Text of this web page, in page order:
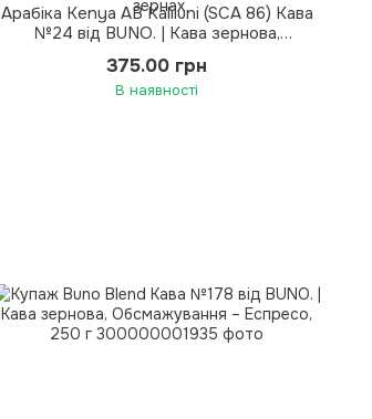
Арабіка Kenya AB Kaliluni (SCA 86) Кава
№24 від BUNO. | Кава зернова,
375.00 грн
В наявності